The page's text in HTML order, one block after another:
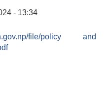
- 13:34
file/policy and